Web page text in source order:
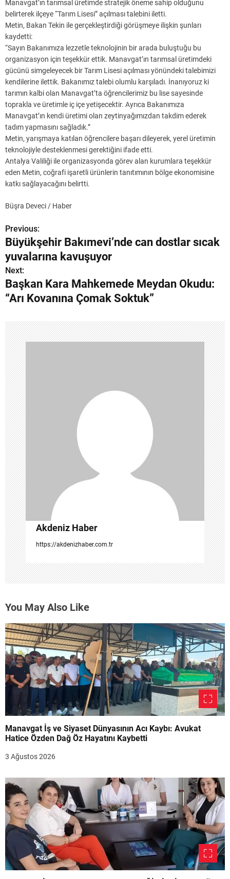
Manavgat’ın tarımsal üretimde stratejik öneme sahip olduğunu
belirterek ilçeye “Tarım Lisesi” açılması talebini iletti.
Metin, Bakan Tekin ile gerçekleştirdiği görüşmeye ilişkin şunları
kaydetti:
“Sayın Bakanımıza lezzetle teknolojinin bir arada buluştuğu bu
organizasyon için teşekkür ettik. Manavgat’ın tarımsal üretimdeki
gücünü simgeleyecek bir Tarım Lisesi açılması yönündeki talebimizi
kendilerine ilettik. Bakanımız talebi olumlu karşıladı. İnanıyoruz ki
tarımın kalbi olan Manavgat’ta öğrencilerimiz bu lise sayesinde
toprakla ve üretimle iç içe yetişecektir. Ayrıca Bakanımıza
Manavgat’ın kendi üretimi olan zeytinyağımızdan takdim ederek
tadım yapmasını sağladık.”
Metin, yarışmaya katılan öğrencilere başarı dileyerek, yerel üretimin
teknolojiyle desteklenmesi gerektiğini ifade etti.
Antalya Valiliği ile organizasyonda görev alan kurumlara teşekkür
eden Metin, coğrafi işaretli ürünlerin tanıtımının bölge ekonomisine
katkı sağlayacağını belirtti.
Büşra Deveci / Haber
Y
a
z
ı
e
z
i
n
m
e
s
i
Previous:
Büyükşehir Bakımevi’nde can dostlar sıcak
yuvalarına kavuşuyor
Next:
Başkan Kara Mahkemede Meydan Okudu:
“Arı Kovanına Çomak Soktuk”
Akdeniz Haber
https://akdenizhaber.com.tr
You May Also Like
Manavgat İş ve Siyaset Dünyasının Acı Kaybı: Avukat
Hatice Özden Dağ Öz Hayatını Kaybetti
3 Ağustos 2026